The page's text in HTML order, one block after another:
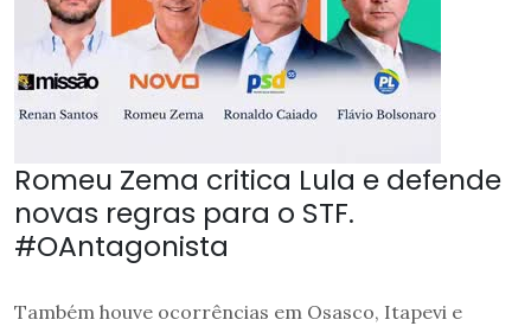
Romeu Zema critica Lula e defende
novas regras para o STF.
#OAntagonista
Também houve ocorrências em Osasco, Itapevi e